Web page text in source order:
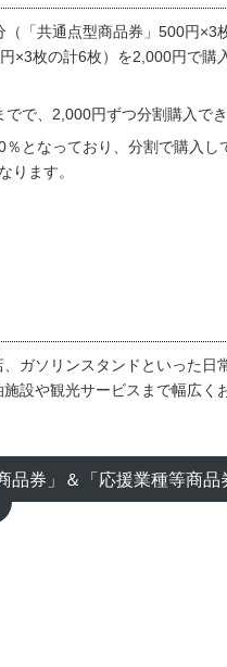
（「共通点型商品券」500円×3
×3枚の計6枚）を2,000円で購
でで、2,000円ずつ分割購入でき
％となっており、分割で購入し
ります。
ガソリンスタンドといった日
設や観光サービスまで幅広く
品券」＆「応援業種等商品